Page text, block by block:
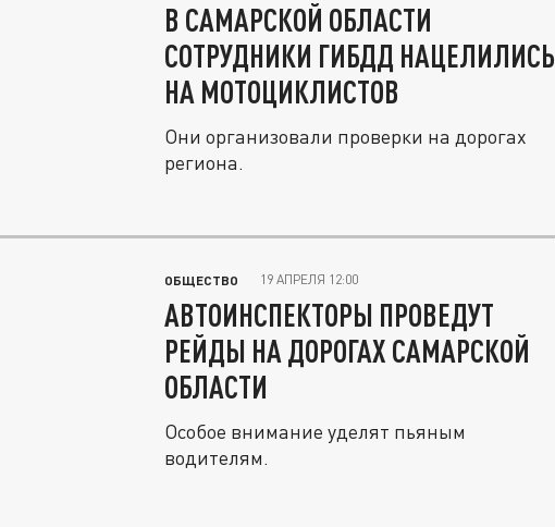
В САМАРСКОЙ ОБЛАСТИ
СОТРУДНИКИ ГИБДД НАЦЕЛИЛИСЬ
НА МОТОЦИКЛИСТОВ
Они организовали проверки на дорогах
региона.
ОБЩЕСТВО 19 АПРЕЛЯ 12:00
АВТОИНСПЕКТОРЫ ПРОВЕДУТ
РЕЙДЫ НА ДОРОГАХ САМАРСКОЙ
ОБЛАСТИ
Особое внимание уделят пьяным
водителям.